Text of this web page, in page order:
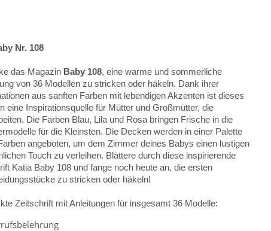
Nr. 108
das Magazin Baby 108, eine warme und sommerliche
von 36 Modellen zu stricken oder häkeln. Dank ihrer
aus sanften Farben mit lebendigen Akzenten ist dieses
eine Inspirationsquelle für Mütter und Großmütter, die
Die Farben Blau, Lila und Rosa bringen Frische in die
für die Kleinsten. Die Decken werden in einer Palette
angeboten, um dem Zimmer deines Babys einen lustigen
Touch zu verleihen. Blättere durch diese inspirierende
Katia Baby 108 und fange noch heute an, die ersten
zu stricken oder häkeln!
Zeitschrift mit Anleitungen für insgesamt 36 Modelle: